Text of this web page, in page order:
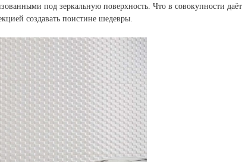
под зеркальную поверхность. Что в совокупности даёт
создавать поистине шедевры.